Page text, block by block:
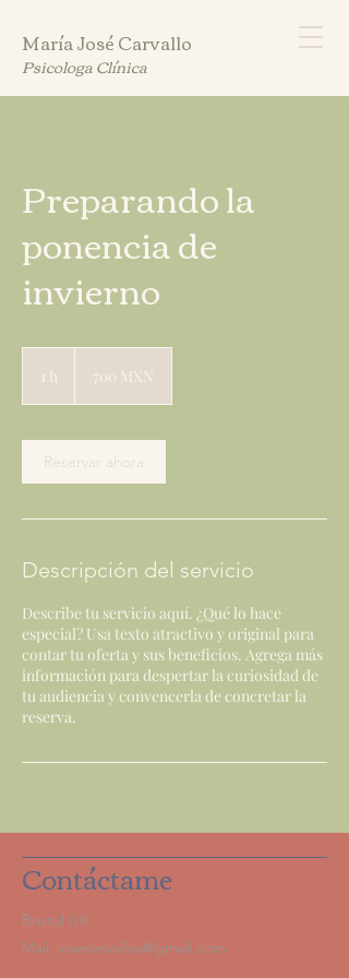
María José Carvallo
Psicologa Clínica
Preparando la
ponencia de
invierno
1 h
mexicanos
700 MXN
Reservar ahora
Descripción del servicio
Describe tu servicio aquí. ¿Qué lo hace
especial? Usa texto atractivo y original para
contar tu oferta y sus beneficios. Agrega más
información para despertar la curiosidad de
tu audiencia y convencerla de concretar la
reserva.
Contáctame
Bristol UK
Mail: josecarvalloa@gmail.com